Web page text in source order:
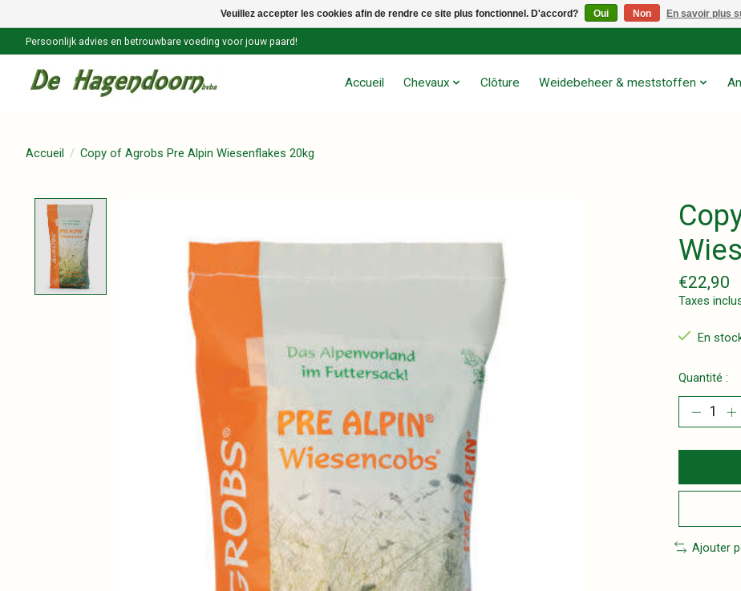
Persoonlijk advies en betrouwbare voeding voor jouw paard!
Accueil Chevaux Clôture Weidebeheer & meststoffen
Accueil / Copy of Agrobs Pre Alpin Wiesenflakes 20kg
€22,90
Taxes
En
Quantité :
Ajouter
Veuillez accepter les cookies afin de rendre ce site plus fonctionnel. D'accord? Oui Non En savoir plus